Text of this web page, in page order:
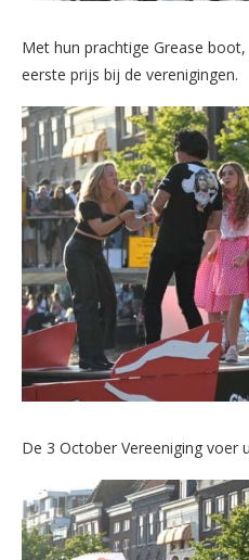
Met hun prachtige Grease
eerste prijs bij de verenigingen.
De 3 October Vereeniging voer